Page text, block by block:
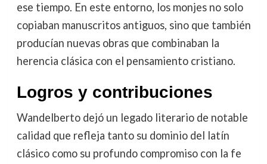
ese tiempo. En este entorno, los monjes no solo
copiaban manuscritos antiguos, sino que también
producían nuevas obras que combinaban la
herencia clásica con el pensamiento cristiano.
Logros y contribuciones
Wandelberto dejó un legado literario de notable
calidad que refleja tanto su dominio del latín
clásico como su profundo compromiso con la fe